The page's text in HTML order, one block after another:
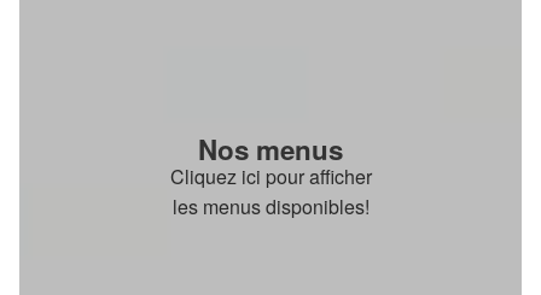
Nos menus
Cliquez ici pour afficher
les menus disponibles!